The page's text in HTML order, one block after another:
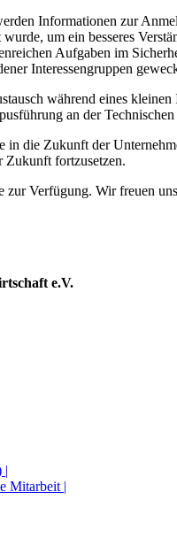
Informationen zur
um ein besseres
Aufgaben im
Interessengruppen
während eines
an der
in die Zukunft der
Zukunft fortzusetzen.
Verfügung. Wir freuen
e.V.
|
Mitarbeit |